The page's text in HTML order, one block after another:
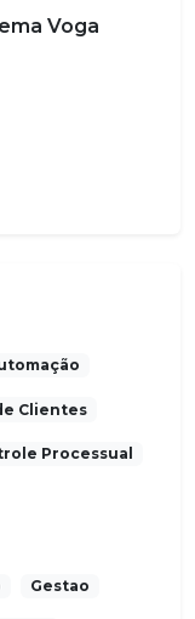
Voga
Clientes
Processual
Gestao